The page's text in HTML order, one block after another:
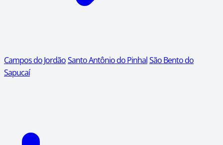
Campos do JordãoSanto Antônio do PinhalSão Bento do
Sapucaí